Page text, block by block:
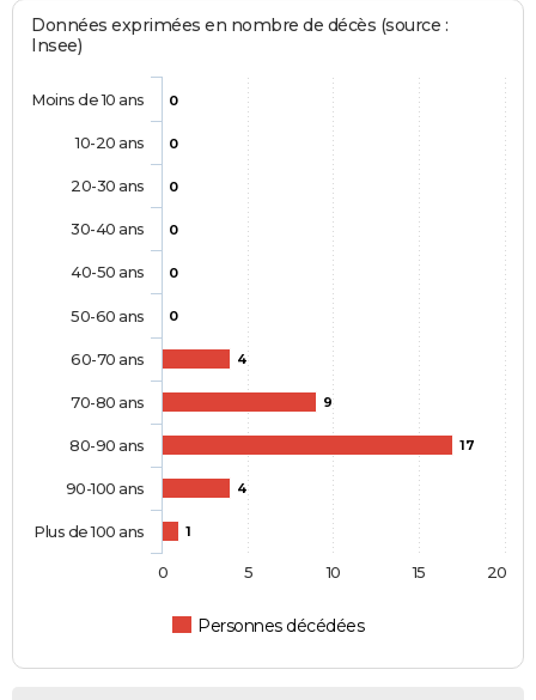
Données exprimées en nombre de décès (source :
Insee)
0
0
0
0
0
0
4
9
17
4
1
Personnes décédées
Moins de 10 ans
10-20 ans
20-30 ans
30-40 ans
40-50 ans
50-60 ans
60-70 ans
70-80 ans
80-90 ans
90-100 ans
Plus de 100 ans
0 5 10 15 20